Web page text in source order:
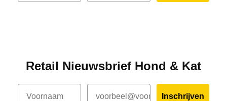
Retail Nieuwsbrief Hond & Kat
Voornaam
Email
Inschrijven